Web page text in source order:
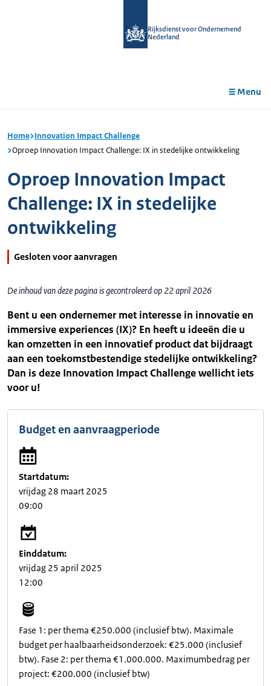
Rijksdienst voor Ondernemend
Nederland
Menu
Home Innovation Impact Challenge
Oproep Innovation Impact Challenge: IX in stedelijke ontwikkeling
Oproep Innovation Impact
Challenge: IX in stedelijke
ontwikkeling
Gesloten voor aanvragen
De inhoud van deze pagina is gecontroleerd op 22 april 2026
Bent u een ondernemer met interesse in innovatie en
immersive experiences (IX)? En heeft u ideeën die u
kan omzetten in een innovatief product dat bijdraagt
aan een toekomstbestendige stedelijke ontwikkeling?
Dan is deze Innovation Impact Challenge wellicht iets
voor u!
Budget en aanvraagperiode
Startdatum:
vrijdag 28 maart 2025
09:00
Einddatum:
vrijdag 25 april 2025
12:00
Fase 1: per thema €250.000 (inclusief btw). Maximale
budget per haalbaarheidsonderzoek: €25.000 (inclusief
btw). Fase 2: per thema €1.000.000. Maximumbedrag per
project: €200.000 (inclusief btw)